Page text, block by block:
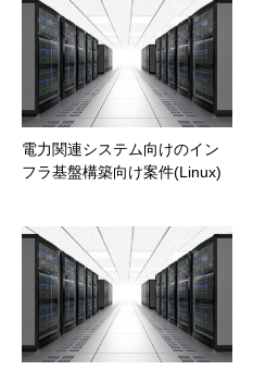
電力関連システム向けのイン
フラ基盤構築向け案件(Linux)